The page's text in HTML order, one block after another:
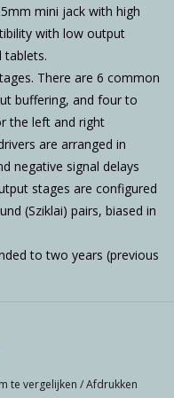
mini jack with high
with low output
tablets.
There are 6 common
buffering, and four to
the left and right
are arranged in
negative signal delays
stages are configured
(Sziklai) pairs, biased in
to two years (previous
te vergelijken /Afdrukken